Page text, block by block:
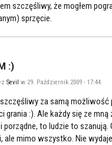
szczęśliwy, że mogłem
sprzęcie.
:)
Sevil w 29. Październik 2009 - 17:44
za samą możliwość
grania :). Ale każdy się ze mną
porządne, to ludzie to szanują.
ale mimo wszystko. Nie